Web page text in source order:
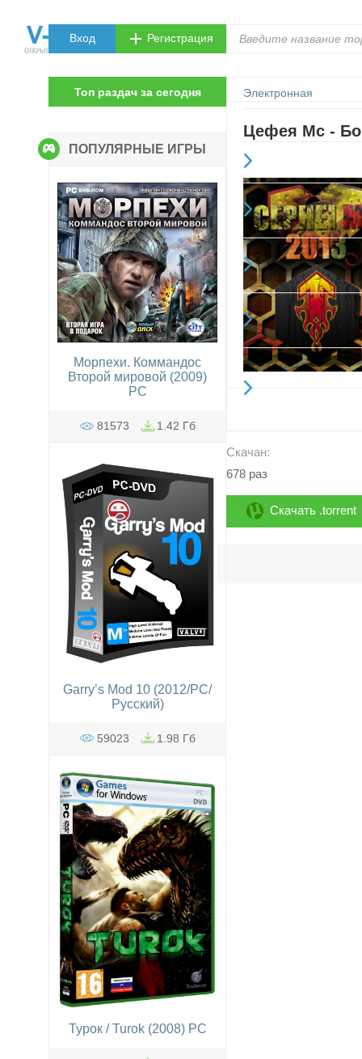
Электронная
Цефея Mc -
Скачан:
678 раз
Скачать .torrent
Вход Регистрация
Топ раздач за сегодня
ПОПУЛЯРНЫЕ ИГРЫ
Морпехи. Коммандос
Второй мировой (2009)
PC
81573 1.42 Гб
Garry’s Mod 10 (2012/PC/
Русский)
59023 1.98 Гб
Турок / Turok (2008) PC